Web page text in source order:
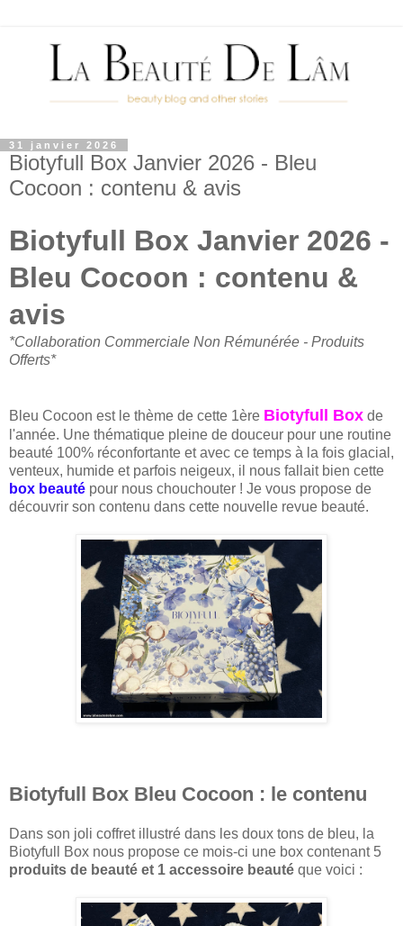
31 janvier 2026
Biotyfull Box Janvier 2026 - Bleu
Cocoon : contenu & avis
Biotyfull Box Janvier 2026 -
Bleu Cocoon : contenu &
avis
*Collaboration Commerciale Non Rémunérée - Produits
Offerts*
Bleu Cocoon est le thème de cette 1ère Biotyfull Box de
l'année. Une thématique pleine de douceur pour une routine
beauté 100% réconfortante et avec ce temps à la fois glacial,
venteux, humide et parfois neigeux, il nous fallait bien cette
box beauté pour nous chouchouter ! Je vous propose de
découvrir son contenu dans cette nouvelle revue beauté.
Biotyfull Box Bleu Cocoon : le contenu
Dans son joli coffret illustré dans les doux tons de bleu, la
Biotyfull Box nous propose ce mois-ci une box contenant 5
produits de beauté et 1 accessoire beauté que voici :